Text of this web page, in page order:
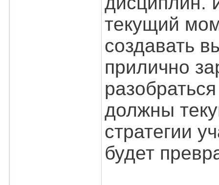
текущий
создавать
прилично
должны
стратегии
будет